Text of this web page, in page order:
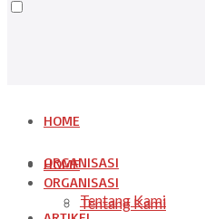
HOME
ORGANISASI
Tentang Kami
HOME
ORGANISASI
Tentang Kami